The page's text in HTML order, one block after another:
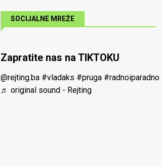
SOCIJALNE MREŽE
Zapratite nas na TIKTOKU
@rejting.ba #vladaks #pruga #radnoiparadno
♬ original sound - Rejting